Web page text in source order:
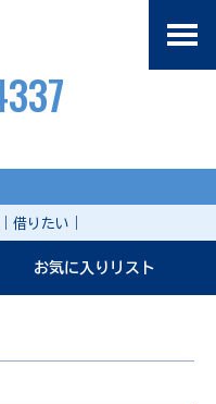
借りたい｜
お気に入りリスト